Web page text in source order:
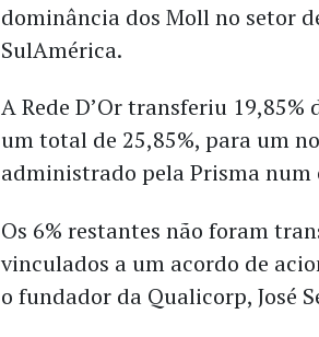
dominância dos Moll no setor
SulAmérica.
A Rede D’Or transferiu
um total de 25,85%, para um
administrado pela Prisma num
Os 6% restantes não foram
vinculados a um acordo de
o fundador da Qualicorp, José